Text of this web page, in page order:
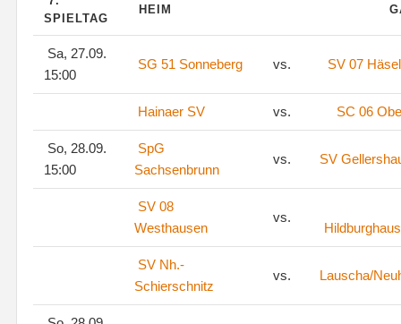
SPIELTAG
HEIM
Sa, 27.09.
15:00
SG 51 Sonneberg vs. SV 07
Hainaer SV vs. SC 06
So, 28.09.
15:00
SpG
Sachsenbrunn
vs. SV
SV 08
Westhausen
vs.
SV Nh.-
Schierschnitz
vs. Lauscha/